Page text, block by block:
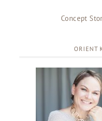
Concept
ORIENT